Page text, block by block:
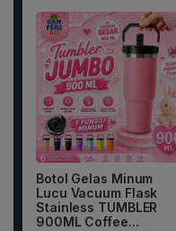
Botol Gelas Minum
Lucu Vacuum Flask
Stainless TUMBLER
900ML Coffee...